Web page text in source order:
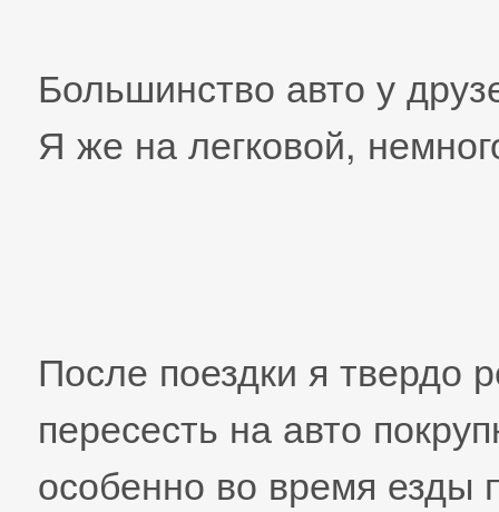
Большинство авто у
Я же на легковой,
После поездки я
пересесть на авто
особенно во время езды